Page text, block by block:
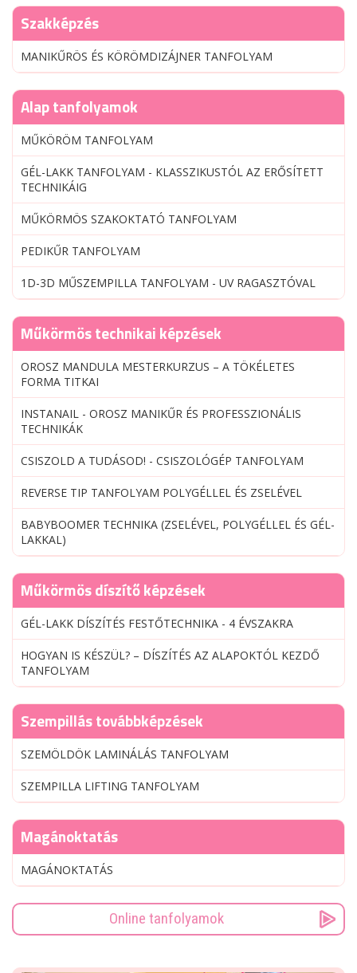
Szakképzés
MANIKŰRÖS ÉS KÖRÖMDIZÁJNER TANFOLYAM
Alap tanfolyamok
MŰKÖRÖM TANFOLYAM
GÉL-LAKK TANFOLYAM - KLASSZIKUSTÓL AZ ERŐSÍTETT
TECHNIKÁIG
MŰKÖRMÖS SZAKOKTATÓ TANFOLYAM
PEDIKŰR TANFOLYAM
1D-3D MŰSZEMPILLA TANFOLYAM - UV RAGASZTÓVAL
Műkörmös technikai képzések
OROSZ MANDULA MESTERKURZUS – A TÖKÉLETES
FORMA TITKAI
INSTANAIL - OROSZ MANIKŰR ÉS PROFESSZIONÁLIS
TECHNIKÁK
CSISZOLD A TUDÁSOD! - CSISZOLÓGÉP TANFOLYAM
REVERSE TIP TANFOLYAM POLYGÉLLEL ÉS ZSELÉVEL
BABYBOOMER TECHNIKA (ZSELÉVEL, POLYGÉLLEL ÉS GÉL-
LAKKAL)
Műkörmös díszítő képzések
GÉL-LAKK DÍSZÍTÉS FESTŐTECHNIKA - 4 ÉVSZAKRA
HOGYAN IS KÉSZÜL? – DÍSZÍTÉS AZ ALAPOKTÓL KEZDŐ
TANFOLYAM
Szempillás továbbképzések
SZEMÖLDÖK LAMINÁLÁS TANFOLYAM
SZEMPILLA LIFTING TANFOLYAM
Magánoktatás
MAGÁNOKTATÁS
Online tanfolyamok